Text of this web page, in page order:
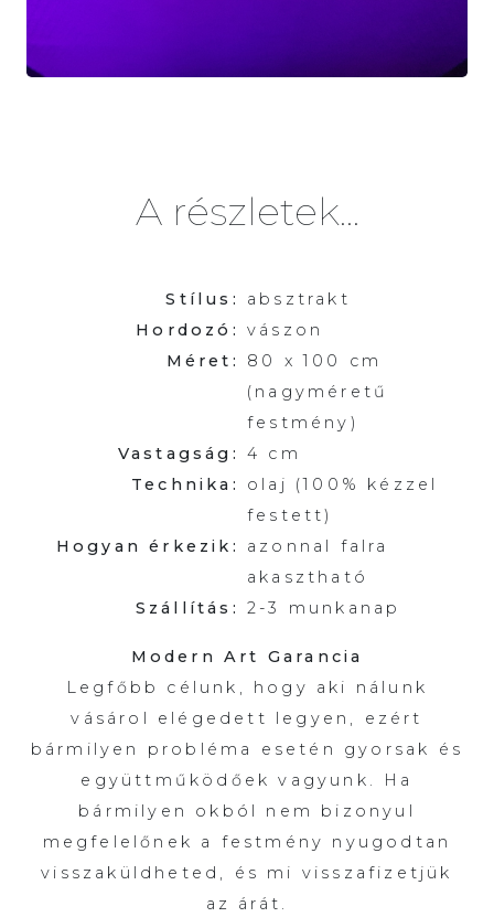
A részletek...
Stílus: absztrakt
Hordozó: vászon
Méret: 80 x 100 cm
(nagyméretű
festmény)
Vastagság: 4 cm
Technika: olaj (100% kézzel
festett)
Hogyan érkezik: azonnal falra
akasztható
Szállítás: 2-3 munkanap
Modern Art Garancia
Legfőbb célunk, hogy aki nálunk
vásárol elégedett legyen, ezért
bármilyen probléma esetén gyorsak és
együttműködőek vagyunk. Ha
bármilyen okból nem bizonyul
megfelelőnek a festmény nyugodtan
visszaküldheted, és mi visszafizetjük
az árát.